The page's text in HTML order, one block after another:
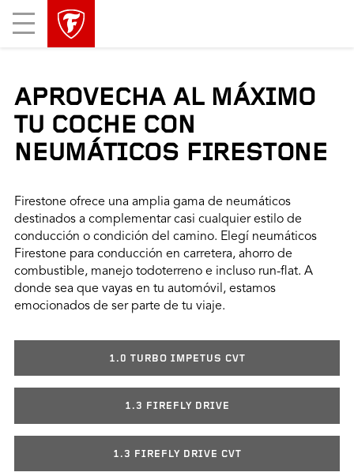
Mobile
Menu
APROVECHA AL MÁXIMO
TU COCHE CON
NEUMÁTICOS FIRESTONE
Firestone ofrece una amplia gama de neumáticos
destinados a complementar casi cualquier estilo de
conducción o condición del camino. Elegí neumáticos
Firestone para conducción en carretera, ahorro de
combustible, manejo todoterreno e incluso run-flat. A
donde sea que vayas en tu automóvil, estamos
emocionados de ser parte de tu viaje.
1.0 TURBO IMPETUS CVT
1.3 FIREFLY DRIVE
1.3 FIREFLY DRIVE CVT